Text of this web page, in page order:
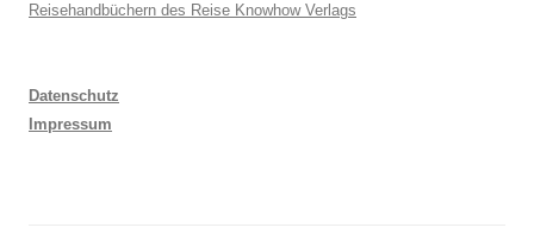
Reisehandbüchern des Reise Knowhow Verlags
Datenschutz
Impressum